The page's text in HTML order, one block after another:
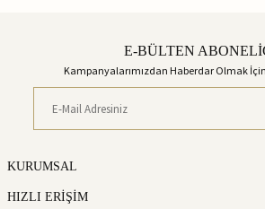
E-BÜLTEN
Kampanyalarımızdan Haberdar Olmak
KURUMSAL
HIZLI ERİŞİM